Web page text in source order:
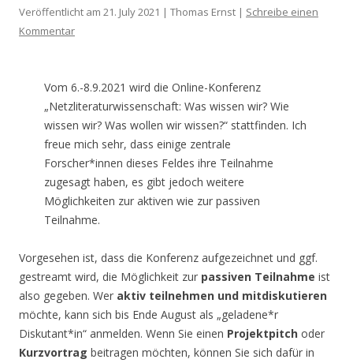
Veröffentlicht am 21. July 2021 | Thomas Ernst | Schreibe einen
Kommentar
Vom 6.-8.9.2021 wird die Online-Konferenz
„Netzliteraturwissenschaft: Was wissen wir? Wie
wissen wir? Was wollen wir wissen?“ stattfinden. Ich
freue mich sehr, dass einige zentrale
Forscher*innen dieses Feldes ihre Teilnahme
zugesagt haben, es gibt jedoch weitere
Möglichkeiten zur aktiven wie zur passiven
Teilnahme.
Vorgesehen ist, dass die Konferenz aufgezeichnet und ggf.
gestreamt wird, die Möglichkeit zur passiven Teilnahme ist
also gegeben. Wer aktiv teilnehmen und mitdiskutieren
möchte, kann sich bis Ende August als „geladene*r
Diskutant*in“ anmelden. Wenn Sie einen Projektpitch oder
Kurzvortrag beitragen möchten, können Sie sich dafür in